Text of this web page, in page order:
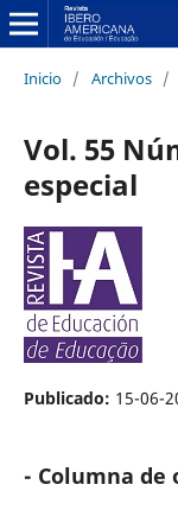
Inicio / Archivos /
Vol. 55
especial
Publicado: 15-06-
- Columna de